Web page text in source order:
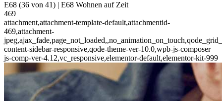
E68 (36 von 41) | E68 Wohnen auf Zeit
469
attachment,attachment-template-default,attachmentid-
469,attachment-
content-sidebar-responsive,qode-theme-ver-10.0,wpb-js-composer
js-comp-ver-4.12,vc_responsive,elementor-default,elementor-kit-999